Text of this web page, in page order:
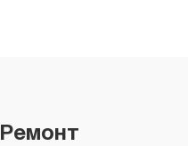
Ремонт